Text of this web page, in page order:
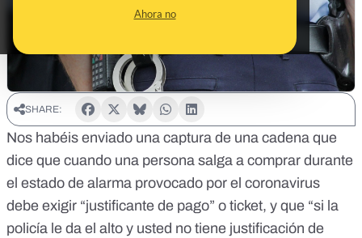
Ahora no
SHARE:
Nos habéis enviado una captura de una cadena que
dice que cuando una persona salga a comprar durante
el estado de alarma provocado por el coronavirus
debe exigir “justificante de pago” o ticket, y que “si la
policía le da el alto y usted no tiene justificación de